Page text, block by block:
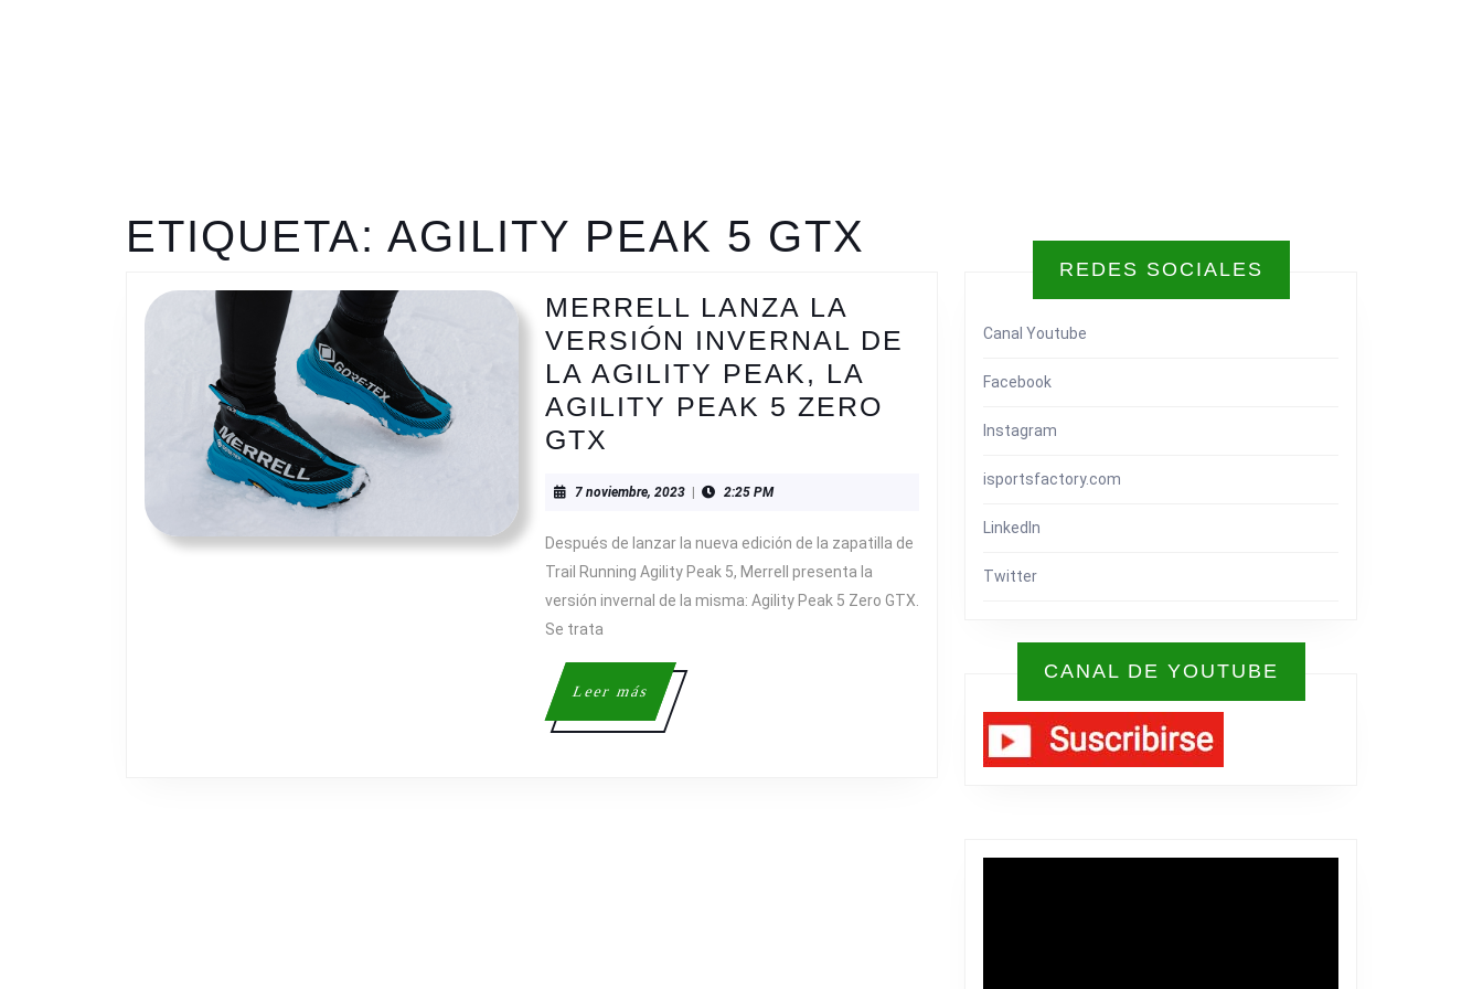
ETIQUETA: AGILITY PEAK 5 GTX
MERRELL LANZA LA
VERSIÓN INVERNAL DE
LA AGILITY PEAK, LA
AGILITY PEAK 5 ZERO
GTX
LA
VERSIÓN
INVERNAL
DE
AGILITY
PEAK,
LA
7 noviembre, 20237
2:25 PM
Después de lanzar la nueva edición de la zapatilla de
Trail Running Agility Peak 5, Merrell presenta la
versión invernal de la misma: Agility Peak 5 Zero GTX.
Se trata
Leer másLeer
más
REDES SOCIALES
Canal Youtube
Facebook
Instagram
isportsfactory.com
LinkedIn
Twitter
CANAL DE YOUTUBE